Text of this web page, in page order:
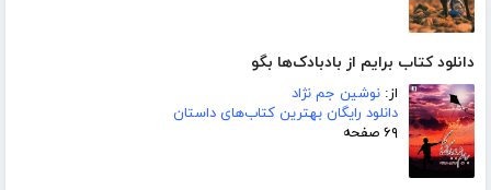
دانلود کتاب برایم از بادبادک‌ها بگو
از: نوشین جم نژاد
دانلود رایگان بهترین کتاب‌های داستان
۶۹ صفحه